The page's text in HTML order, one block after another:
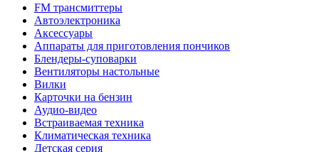
FM трансмиттеры
Автоэлектроника
Аксессуары
Аппараты для приготовления пончиков
Блендеры-суповарки
Вентиляторы настольные
Вилки
Карточки на бензин
Аудио-видео
Встраиваемая техника
Климатическая техника
Детская серия